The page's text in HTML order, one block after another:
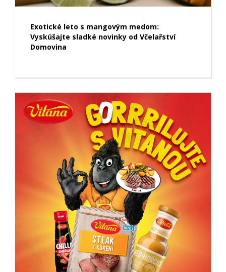
Exotické leto s mangovým medom:
Vyskúšajte sladké novinky od Včelařství
Domovina